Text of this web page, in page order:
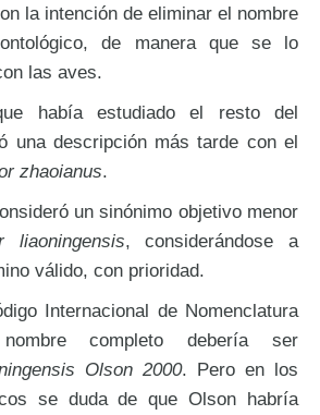
la intención de eliminar el nombre
de manera que se lo
las aves.
había estudiado el resto del
una descripción más tarde con el
zhaoianus.
un sinónimo objetivo menor
liaoningensis, considerándose a
válido, con prioridad.
Internacional de Nomenclatura
completo debería ser
Olson 2000. Pero en los
se duda de que Olson habría